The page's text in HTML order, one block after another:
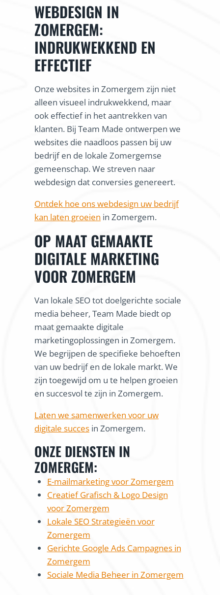
WEBDESIGN IN
ZOMERGEM:
INDRUKWEKKEND EN
EFFECTIEF
Onze websites in Zomergem zijn niet
alleen visueel indrukwekkend, maar
ook effectief in het aantrekken van
klanten. Bij Team Made ontwerpen we
websites die naadloos passen bij uw
bedrijf en de lokale Zomergemse
gemeenschap. We streven naar
webdesign dat conversies genereert.
Ontdek hoe ons webdesign uw bedrijf
kan laten groeien in Zomergem.
OP MAAT GEMAAKTE
DIGITALE MARKETING
VOOR ZOMERGEM
Van lokale SEO tot doelgerichte sociale
media beheer, Team Made biedt op
maat gemaakte digitale
marketingoplossingen in Zomergem.
We begrijpen de specifieke behoeften
van uw bedrijf en de lokale markt. We
zijn toegewijd om u te helpen groeien
en succesvol te zijn in Zomergem.
Laten we samenwerken voor uw
digitale succes in Zomergem.
ONZE DIENSTEN IN
ZOMERGEM:
E-mailmarketing voor Zomergem
Creatief Grafisch & Logo Design
voor Zomergem
Lokale SEO Strategieën voor
Zomergem
Gerichte Google Ads Campagnes in
Zomergem
Sociale Media Beheer in Zomergem